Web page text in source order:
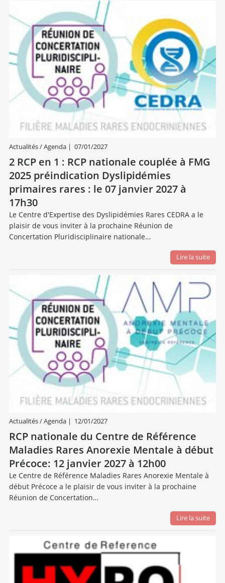
Actualités / Agenda| 07/01/2027
2 RCP en 1 : RCP nationale couplée à FMG
2025 préindication Dyslipidémies
primaires rares : le 07 janvier 2027 à
17h30
Le Centre d'Expertise des Dyslipidémies Rares CEDRA a le
plaisir de vous inviter à la prochaine Réunion de
Concertation Pluridisciplinaire nationale…
Lire la suite
Actualités / Agenda| 12/01/2027
RCP nationale du Centre de Référence
Maladies Rares Anorexie Mentale à début
Précoce: 12 janvier 2027 à 12h00
Le Centre de Référence Maladies Rares Anorexie Mentale à
début Précoce a le plaisir de vous inviter à la prochaine
Réunion de Concertation…
Lire la suite